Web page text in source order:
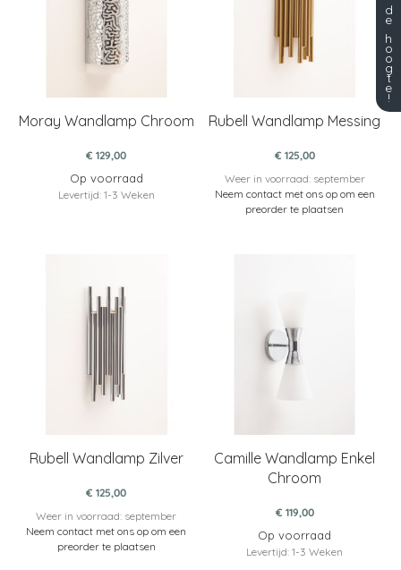
Moray Wandlamp Chroom
€ 129,00
Op voorraad
Levertijd: 1-3 Weken
Rubell Wandlamp Messing
€ 125,00
Weer in voorraad: september
Neem contact met ons op om een
preorder te plaatsen
Rubell Wandlamp Zilver
€ 125,00
Weer in voorraad: september
Neem contact met ons op om een
preorder te plaatsen
Camille Wandlamp Enkel
Chroom
€ 119,00
Op voorraad
Levertijd: 1-3 Weken
d
e
h
o
o
g
t
e
!